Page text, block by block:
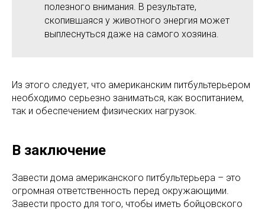
полезного внимания. В результате,
скопившаяся у животного энергия может
выплеснуться даже на самого хозяина.
Из этого следует, что американским питбультерьером
необходимо серьезно заниматься, как воспитанием,
так и обеспечением физических нагрузок.
В заключение
Завести дома американского питбультерьера – это
огромная ответственность перед окружающими.
Завести просто для того, чтобы иметь бойцовского